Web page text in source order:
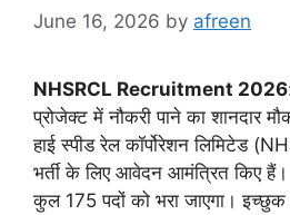
June 16, 2026 by afreen
NHSRCL Recruitment 2026
प्रोजेक्ट में नौकरी पाने का शानदार
हाई स्पीड रेल कॉर्पोरेशन लिमिटेड
भर्ती के लिए आवेदन आमंत्रित किए
कुल 175 पदों को भरा जाएगा। इच्छुक